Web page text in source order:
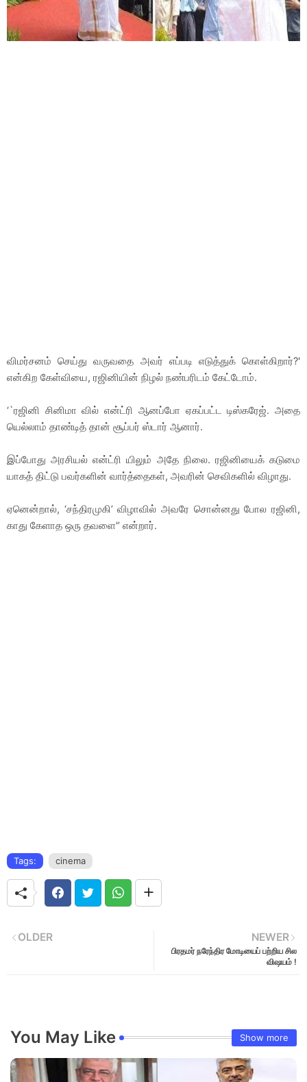
விமர்சனம் செய்து வருவதை அவர் எப்படி எடுத்துக் கொள்கிறார்?'
என்கிற கேள்வியை, ரஜினியின் நிழல் நண்பரிடம் கேட்டோம்.
‘`ரஜினி சினிமா வில் என்ட்ரி ஆனப்போ ஏகப்பட்ட டிஸ்கரேஜ். அதை
யெல்லாம் தாண்டித் தான் சூப்பர் ஸ்டார் ஆனார்.
இப்போது அரசியல் என்ட்ரி யிலும் அதே நிலை. ரஜினியைக் கடுமை
யாகத் திட்டு பவர்களின் வார்த்தைகள், அவரின் செவிகளில் விழாது.
ஏனென்றால், ‘சந்திரமுகி’ விழாவில் அவரே சொன்னது போல ரஜினி,
காது கேளாத ஒரு தவளை'’ என்றார்.
Tags: cinema
NEWER
பிரதமர் நரேந்திர மோடியைப் பற்றிய சில
விஷயம் !
OLDER
You May Like Show more